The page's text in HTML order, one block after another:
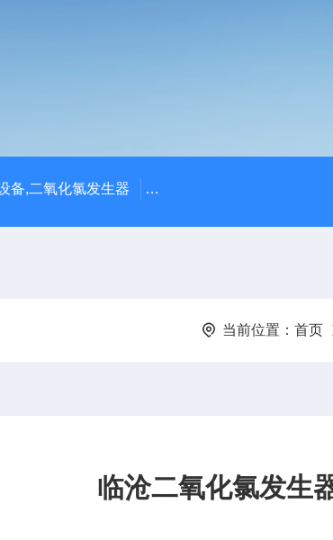
备,二氧化氯发生器 潍坊永兴环保设备公司供
当前位置： 首页
临沧二氧化氯发生